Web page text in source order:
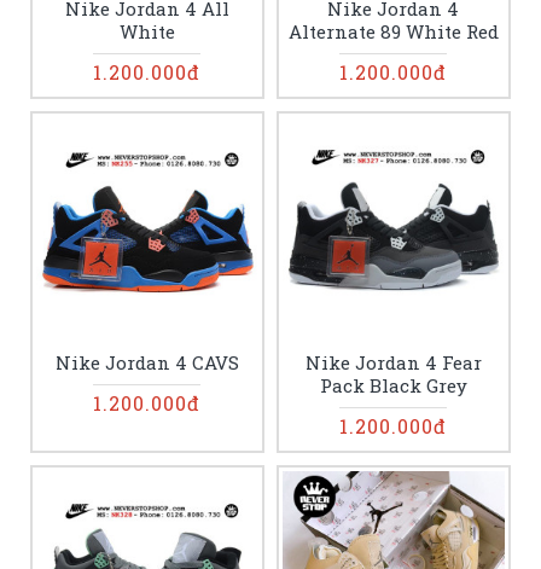
Nike Jordan 4 All
White
1.200.000đ
Nike Jordan 4
Alternate 89 White Red
1.200.000đ
Nike Jordan 4 CAVS
1.200.000đ
Nike Jordan 4 Fear
Pack Black Grey
1.200.000đ